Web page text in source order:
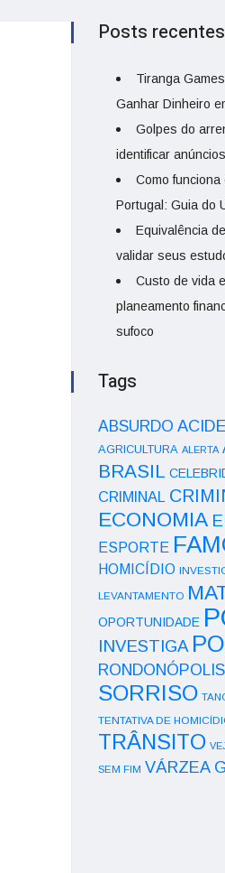
Posts recentes
Tiranga
Ganhar Dinheiro
Golpes do
identificar
Como
Portugal: Guia do
Equivalência
validar seus
Custo de vida
planeamento
sufoco
Tags
ABSURDO
AGRICULTURA ALERTA
BRASIL
CRIMINAL
ECONOMIA
ESPORTE
HOMICÍDIO
LEVANTAMENTO
OPORTUNIDADE
INVESTIGA
RONDONÓPOLIS
SORRISO
TENTATIVA DE
TRÂNSITO
SEM FIM VÁRZEA